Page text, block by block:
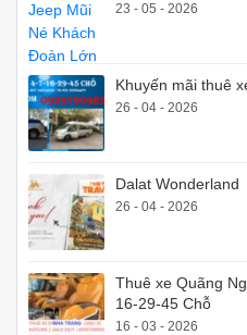
23 - 05 - 2026
Khuyến mãi thuê
26 - 04 - 2026
Dalat Wonderland
26 - 04 - 2026
Thuê xe Quãng
16-29-45 Chỗ
16 - 03 - 2026